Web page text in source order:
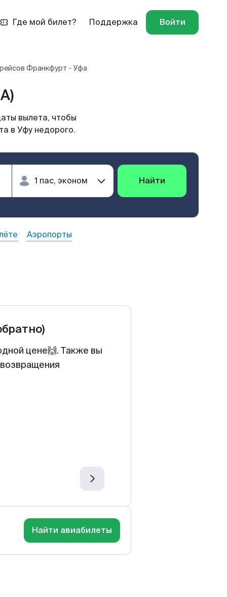
Где мой билет? Поддержка Войти
Франкфурт - Уфа
вылета, чтобы
в Уфу недорого.
Найти
Аэропорты
цене🙌. Также вы
Найти авиабилеты